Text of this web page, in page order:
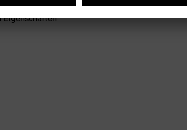
Eigenschaften